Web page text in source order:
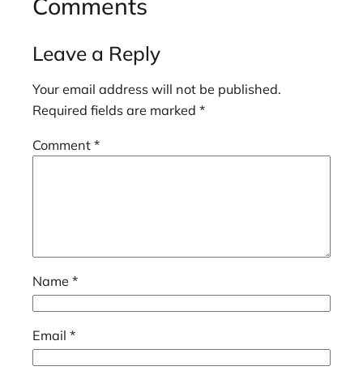
Leave a Reply
Your email address will not be published.
Required fields are marked *
Comment *
Name *
Email *